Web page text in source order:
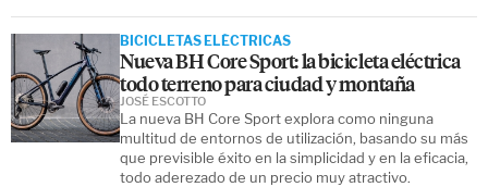
BICICLETAS ELÉCTRICAS
Nueva BH Core Sport: la bicicleta eléctrica
todo terreno para ciudad y montaña
La nueva BH Core Sport explora como ninguna
multitud de entornos de utilización, basando su más
que previsible éxito en la simplicidad y en la eficacia,
todo aderezado de un precio muy atractivo.
JOSÉ ESCOTTO